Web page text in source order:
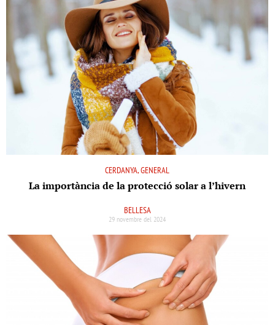
CERDANYA, GENERAL
La importància de la protecció solar a l’hivern
BELLESA
29 novembre del 2024